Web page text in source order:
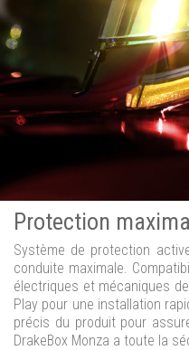
Protection
Système de protection
conduite maximale.
électriques et mécaniques
Play pour une installation
précis du produit pour
DrakeBox Monza a toute la